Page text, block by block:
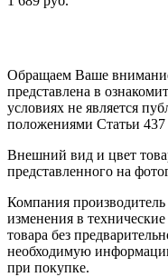
Обращаем Ваше
представлена в
условиях не является
положениями Статьи
Внешний вид и цвет
представленного на
Компания производитель
изменения в
товара без
необходимую
при покупке.